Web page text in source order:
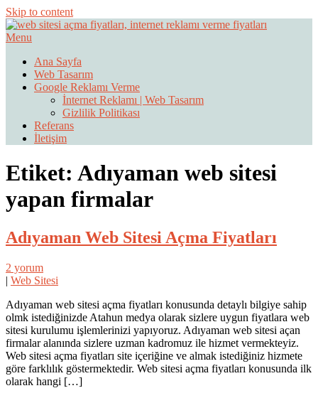
Skip to content
Web Sitesi Açma, İnternet Sitesi
Fiyatları
Menu
Ana Sayfa
Web Tasarım
Google Reklamı Verme
İnternet Reklamı | Web Tasarım
Gizlilik Politikası
Referans
İletişim
Etiket: Adıyaman web sitesi
yapan firmalar
Adıyaman Web Sitesi Açma Fiyatları
2 yorum
| Web Sitesi
Adıyaman web sitesi açma fiyatları konusunda detaylı bilgiye sahip
olmk istediğinizde Atahun medya olarak sizlere uygun fiyatlara web
sitesi kurulumu işlemlerinizi yapıyoruz. Adıyaman web sitesi açan
firmalar alanında sizlere uzman kadromuz ile hizmet vermekteyiz.
Web sitesi açma fiyatları site içeriğine ve almak istediğiniz hizmete
göre farklılık göstermektedir. Web sitesi açma fiyatları konusunda ilk
olarak hangi […]